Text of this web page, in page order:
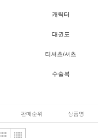
캐릭터
태권도
티셔츠/셔츠
수술복
판매순위 상품명